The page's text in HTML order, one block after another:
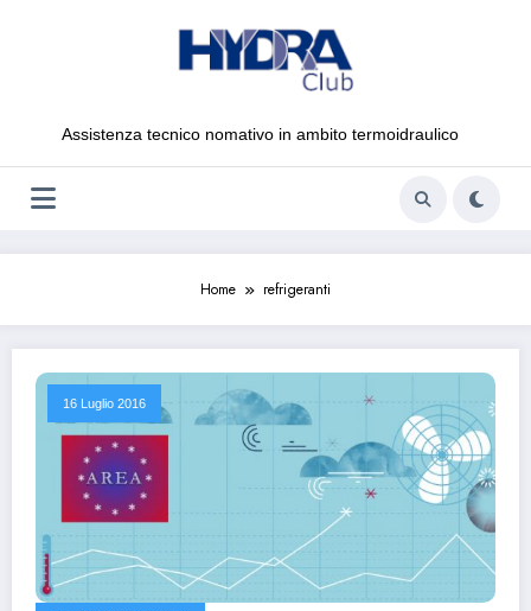
Assistenza tecnico nomativo in ambito termoidraulico
Home refrigeranti
16 Luglio 2016